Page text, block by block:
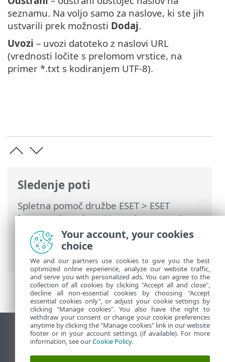
Sledenje poti
Spletna pomoč družbe ESET> ESET
Internet Security>Napredne nastavitve
Zaščite >Zaščita spletnega dostopa>
Upravljanje seznama naslovov URL
Ustvarjanje novega seznama naslovov
seznamu. Na voljo samo za naslove, ki ste jih
ustvarili prek možnosti Dodaj.
Uvozi – uvozi datoteko z naslovi URL
(vrednosti ločite s prelomom vrstice, na
primer *.txt s kodiranjem UTF-8).
Prikaz mesta na namizju
End of Life
Zbirka znanja družbe ESET
Your account, your cookies
choice
We and our partners use cookies to give you the best
optimized online experience, analyze our website traffic,
and serve you with personalized ads. You can agree to the
collection of all cookies by clicking "Accept all and close",
decline all non-essential cookies by choosing "Accept
essential cookies only", or adjust your cookie settings by
clicking "Manage cookies". You also have the right to
withdraw your consent or change your cookie preferences
anytime by clicking the "Manage cookies" link in our website
footer or in your account settings (if available). For more
information, see ourCookie Policy.